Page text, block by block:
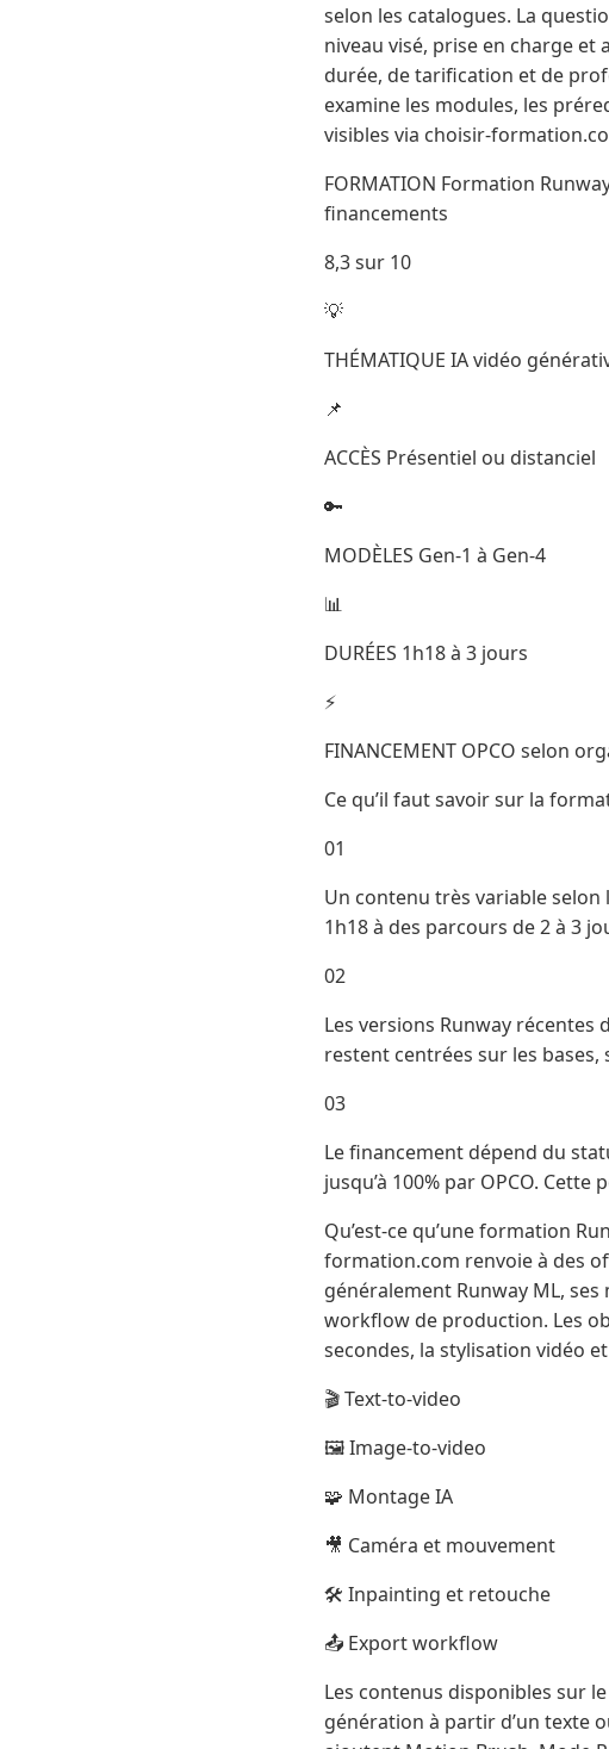
selon les catalogues. La
niveau visé, prise en charge
durée, de tarification et de
examine les modules, les
visibles via choisir-
FORMATION Formation
financements
8,3 sur 10
💡
THÉMATIQUE IA vidéo
📌
ACCÈS Présentiel ou distanciel
🔑
MODÈLES Gen-1 à Gen-4
📊
DURÉES 1h18 à 3 jours
⚡
FINANCEMENT OPCO selon
Ce qu’il faut savoir sur la
01
Un contenu très variable
1h18 à des parcours de 2 à 3
02
Les versions Runway récentes
restent centrées sur les
03
Le financement dépend du
jusqu’à 100% par OPCO.
Qu’est-ce qu’une formation
formation.com renvoie à des
généralement Runway ML,
workflow de production. Les
secondes, la stylisation vidéo
🎬 Text-to-video
🖼️ Image-to-video
🧩 Montage IA
🎥 Caméra et mouvement
🛠️ Inpainting et retouche
📤 Export workflow
Les contenus disponibles sur
génération à partir d’un texte